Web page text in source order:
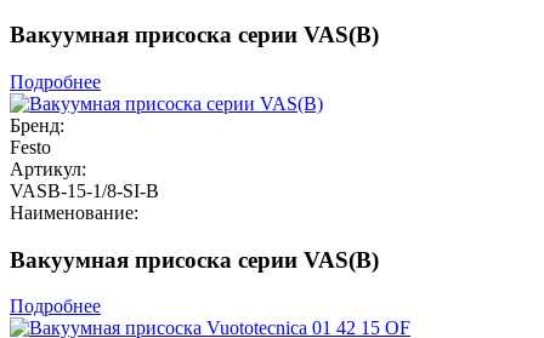
Вакуумная присоска серии VAS(B)
Подробнее
Бренд:
Festo
Артикул:
VASB-15-1/8-SI-B
Наименование:
Вакуумная присоска серии VAS(B)
Подробнее